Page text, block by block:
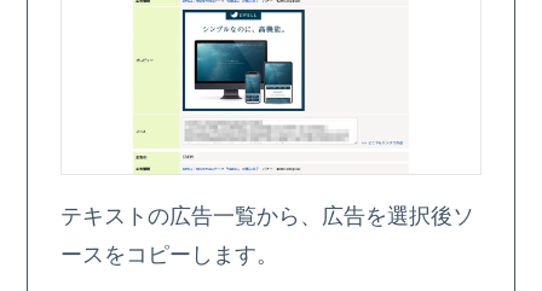
テキストの広告一覧から、広告を選択後ソ
ースをコピーします。